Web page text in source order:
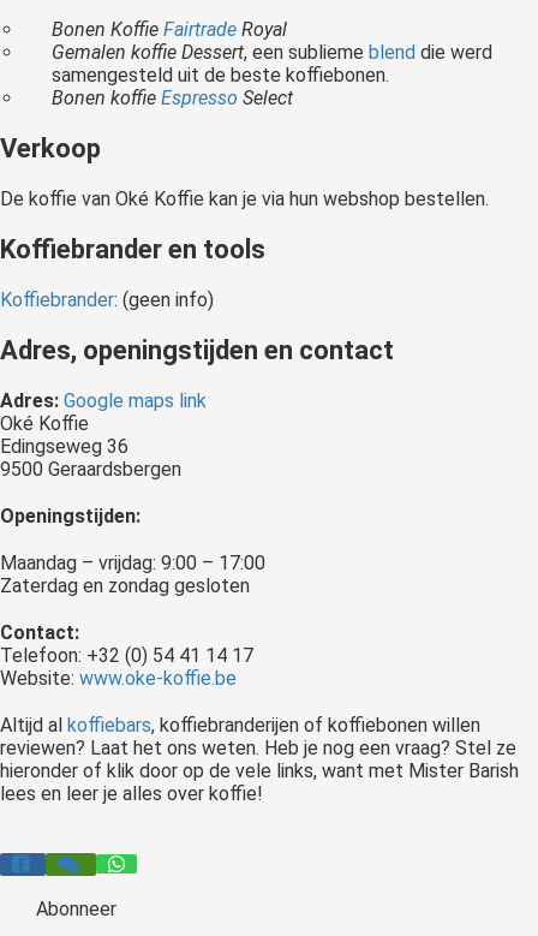
Bonen KoffieFairtrade Royal
Gemalen koffie Dessert, een sublieme blend die werd
samengesteld uit de beste koffiebonen.
Bonen koffieEspresso Select
Verkoop
De koffie van Oké Koffie kan je via hun webshop bestellen.
Koffiebrander en tools
Koffiebrander: (geen info)
Adres, openingstijden en contact
Adres: Google maps link
Oké Koffie
Edingseweg 36
9500 Geraardsbergen
Openingstijden:
Maandag – vrijdag: 9:00 – 17:00
Zaterdag en zondag gesloten
Contact:
Telefoon: +32 (0) 54 41 14 17
Website: www.oke-koffie.be
Altijd al koffiebars, koffiebranderijen of koffiebonen willen
reviewen? Laat het ons weten. Heb je nog een vraag? Stel ze
hieronder of klik door op de vele links, want met Mister Barish
lees en leer je alles over koffie!
Abonneer